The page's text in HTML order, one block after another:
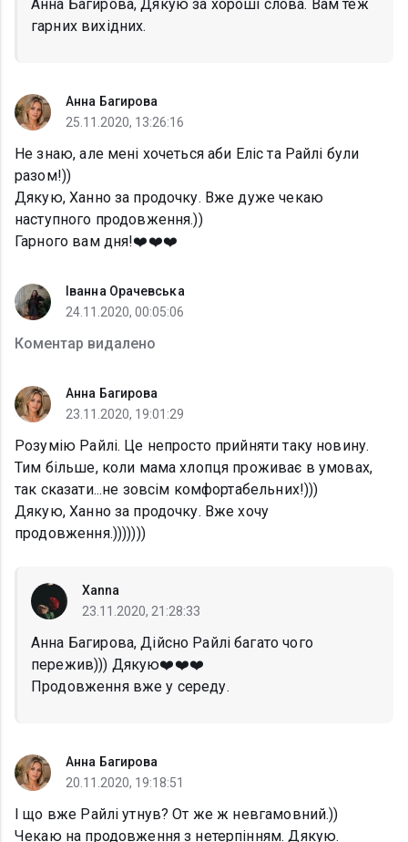
Анна Багирова, Дякую за хороші слова. Вам теж
гарних вихідних.
Анна Багирова
25.11.2020, 13:26:16
Не знаю, але мені хочеться аби Еліс та Райлі були
разом!))
Дякую, Ханно за продочку. Вже дуже чекаю
наступного продовження.))
Гарного вам дня!❤️❤️❤️
Іванна Орачевська
24.11.2020, 00:05:06
Коментар видалено
Анна Багирова
23.11.2020, 19:01:29
Розумію Райлі. Це непросто прийняти таку новину.
Тим більше, коли мама хлопця проживає в умовах,
так сказати...не зовсім комфортабельних!)))
Дякую, Ханно за продочку. Вже хочу
продовження.)))))))
Xanna
23.11.2020, 21:28:33
Анна Багирова, Дійсно Райлі багато чого
пережив))) Дякую❤️❤️❤️
Продовження вже у середу.
Анна Багирова
20.11.2020, 19:18:51
І що вже Райлі утнув? От же ж невгамовний.))
Чекаю на продовження з нетерпінням. Дякую.